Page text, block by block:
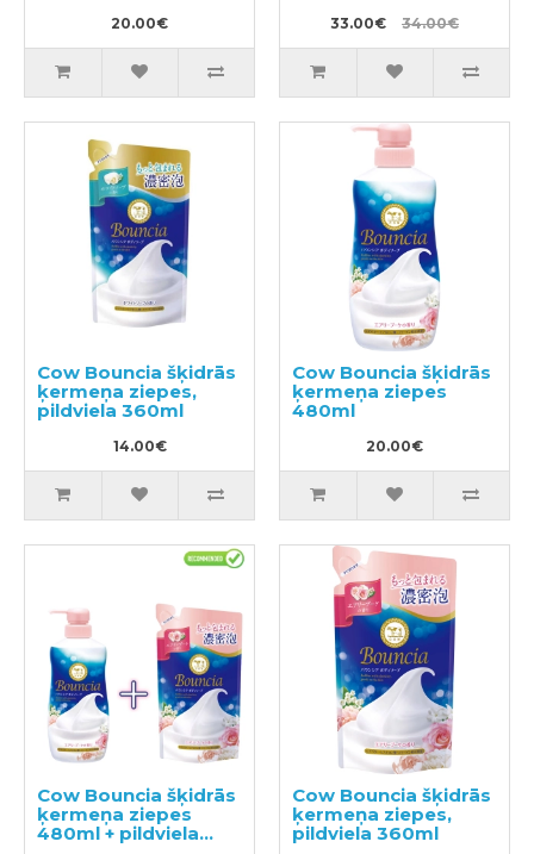
20.00€ 33.00€ 34.00€
Cow Bouncia šķidrās
ķermeņa ziepes,
pildviela 360ml
14.00€
Cow Bouncia šķidrās
ķermeņa ziepes
480ml
20.00€
Cow Bouncia šķidrās
ķermeņa ziepes
480ml + pildviela
Cow Bouncia šķidrās
ķermeņa ziepes,
pildviela 360ml